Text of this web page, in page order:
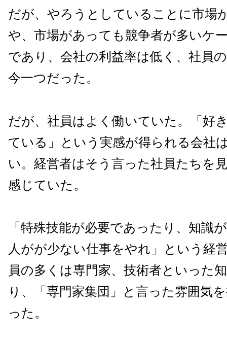
だが、やろうとしていることに市場
や、市場があっても競争者が多いケ
であり、会社の利益率は低く、社員
今一つだった。
だが、社員はよく働いていた。「好
ている」という実感が得られる会社
い。経営者はそう言った社員たちを
感じていた。
「特殊技能が必要であったり、知識
人がが少ない仕事をやれ」という経
員の多くは専門家、技術者といった
り、「専門家集団」と言った雰囲気
った。